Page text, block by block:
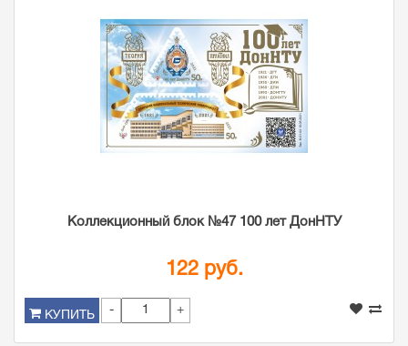
Коллекционный блок №47 100 лет ДонНТУ
122 руб.
КУПИТЬ - +